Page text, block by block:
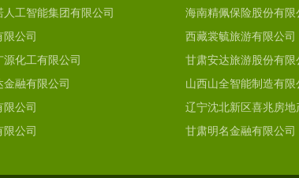
工智能集团有限公司 海南精佩保险股份有限
公司 西藏裳毓旅游有限公司
化工有限公司 甘肃安达旅游股份有限
融有限公司 山西山全智能制造有限
公司 辽宁沈北新区喜兆房地
公司 甘肃明名金融有限公司